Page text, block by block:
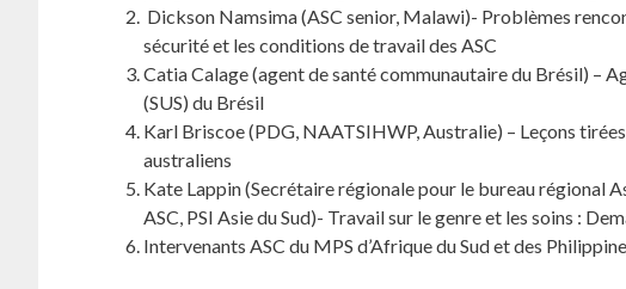
Dickson Namsima (ASC senior, Malawi)- Problèmes
sécurité et les conditions de travail des ASC
Catia Calage (agent de santé communautaire du Brésil) –
(SUS) du Brésil
Karl Briscoe (PDG, NAATSIHWP, Australie) – Leçons
australiens
Kate Lappin (Secrétaire régionale pour le bureau régional
ASC, PSI Asie du Sud)- Travail sur le genre et les soins :
Intervenants ASC du MPS d’Afrique du Sud et des